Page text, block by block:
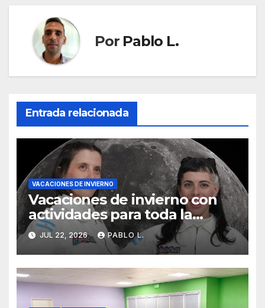
Por Pablo L.
Entrada relacionada
VACACIONES DE INVIERNO
Vacaciones de invierno con
actividades para toda la
familia en los Museos de la
Ciudad
JUL 22, 2026 PABLO L.